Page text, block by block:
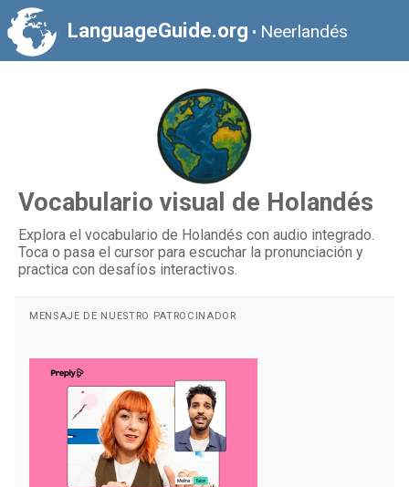
LanguageGuide.org • Neerlandés
Vocabulario visual de Holandés
Explora el vocabulario de Holandés con audio integrado.
Toca o pasa el cursor para escuchar la pronunciación y
practica con desafíos interactivos.
MENSAJE DE NUESTRO PATROCINADOR